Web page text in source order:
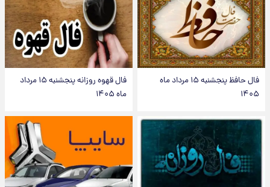
فال حافظ پنجشنبه ۱۵ مرداد ماه
۱۴۰۵
فال قهوه روزانه پنجشنبه ۱۵ مرداد
ماه ۱۴۰۵